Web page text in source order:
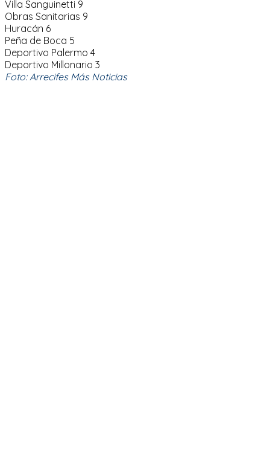
Villa Sanguinetti 9
Obras Sanitarias 9
Huracán 6
Peña de Boca 5
Deportivo Palermo 4
Deportivo Millonario 3
Foto: Arrecifes Más Noticias